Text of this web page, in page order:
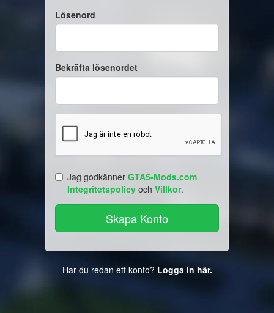
Lösenord
Bekräfta lösenordet
Jag godkänner GTA5-Mods.com
Integritetspolicy och Villkor.
Har du redan ett konto? Logga in här.